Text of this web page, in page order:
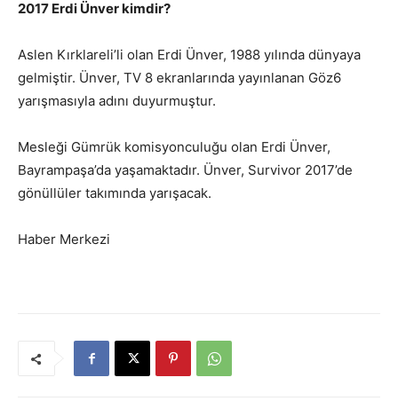
2017 Erdi Ünver kimdir?
Aslen Kırklareli’li olan Erdi Ünver, 1988 yılında dünyaya
gelmiştir. Ünver, TV 8 ekranlarında yayınlanan Göz6
yarışmasıyla adını duyurmuştur.
Mesleği Gümrük komisyonculuğu olan Erdi Ünver,
Bayrampaşa’da yaşamaktadır. Ünver, Survivor 2017’de
gönüllüler takımında yarışacak.
Haber Merkezi